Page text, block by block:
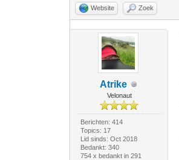
Website Zoek
Atrike
Velonaut
Berichten: 414
Topics: 17
Lid sinds: Oct 2018
Bedankt: 340
754 x bedankt in 291